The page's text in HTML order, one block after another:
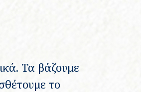
Τα βάζουμε
το